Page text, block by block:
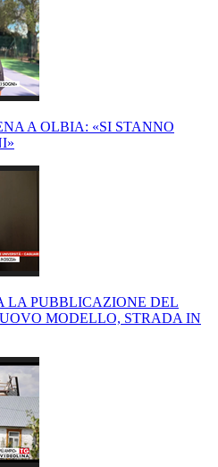
A OLBIA: «SI STANNO
LA PUBBLICAZIONE DEL
MODELLO, STRADA IN